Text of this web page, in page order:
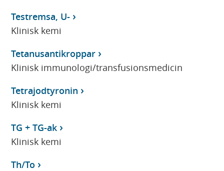
Testremsa, U-
Klinisk kemi
Tetanusantikroppar
Klinisk immunologi/transfusionsmedicin
Tetrajodtyronin
Klinisk kemi
TG + TG-ak
Klinisk kemi
Th/To